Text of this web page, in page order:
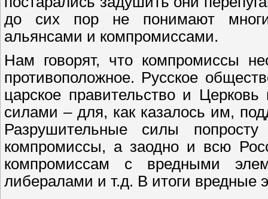
до сих пор не понимают
альянсами и компромиссами.
Нам говорят, что компромиссы
противоположное. Русское
царское правительство и
силами – для, как казалось им,
Разрушительные силы
компромиссы, а заодно и всю
компромиссам с вредными
либералами и т.д. В итоги вредные